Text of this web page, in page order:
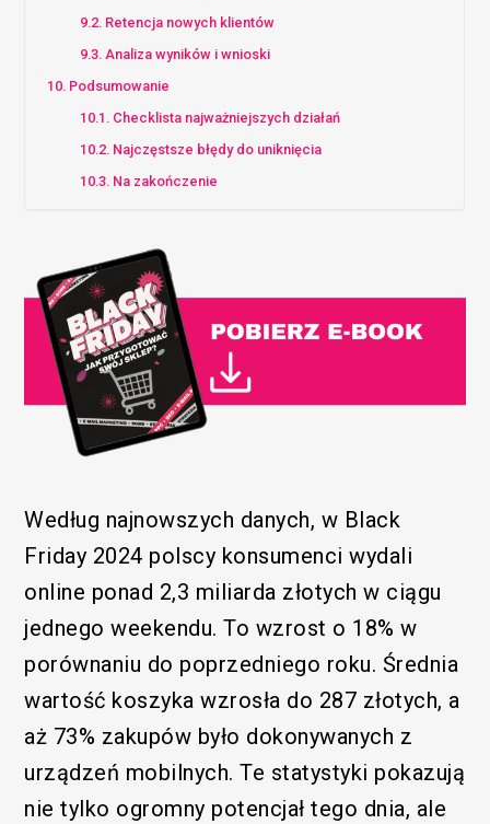
Retencja nowych klientów
Analiza wyników i wnioski
Podsumowanie
Checklista najważniejszych działań
Najczęstsze błędy do uniknięcia
Na zakończenie
Według najnowszych danych, w Black
Friday 2024 polscy konsumenci wydali
online ponad 2,3 miliarda złotych w ciągu
jednego weekendu. To wzrost o 18% w
porównaniu do poprzedniego roku. Średnia
wartość koszyka wzrosła do 287 złotych, a
aż 73% zakupów było dokonywanych z
urządzeń mobilnych. Te statystyki pokazują
nie tylko ogromny potencjał tego dnia, ale